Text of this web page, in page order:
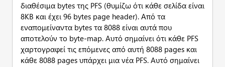
διαθέσιμα bytes της PFS (θυμίζω ότι κάθε σελίδα είναι
8ΚΒ και έχει 96 bytes page header). Από τα
εναπομείναντα bytes τα 8088 είναι αυτά που
αποτελούν το byte-map. Αυτό σημαίνει ότι κάθε PFS
χαρτογραφεί τις επόμενες από αυτή 8088 pages και
κάθε 8088 pages υπάρχει μια νέα PFS. Αυτό σημαίνει